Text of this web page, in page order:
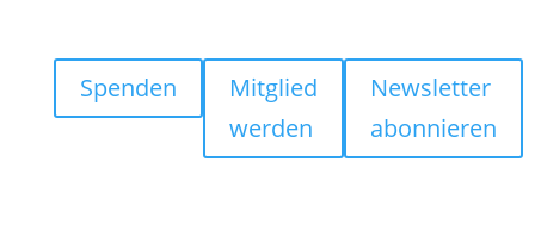
Spenden
Mitglied
werden
Newsletter
abonnieren